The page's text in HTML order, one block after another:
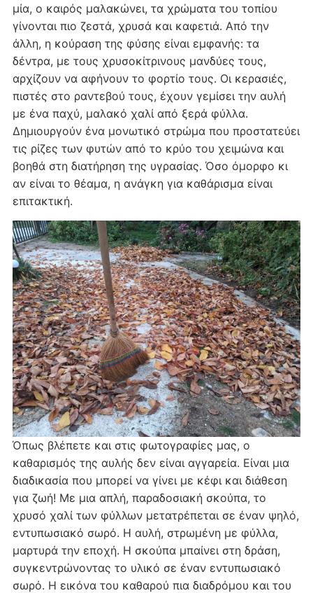
μία, ο καιρός μαλακώνει, τα χρώματα του τοπίου
γίνονται πιο ζεστά, χρυσά και καφετιά. Από την
άλλη, η κούραση της φύσης είναι εμφανής: τα
δέντρα, με τους χρυσοκίτρινους μανδύες τους,
αρχίζουν να αφήνουν το φορτίο τους. Οι κερασιές,
πιστές στο ραντεβού τους, έχουν γεμίσει την αυλή
με ένα παχύ, μαλακό χαλί από ξερά φύλλα.
Δημιουργούν ένα μονωτικό στρώμα που προστατεύει
τις ρίζες των φυτών από το κρύο του χειμώνα και
βοηθά στη διατήρηση της υγρασίας. Όσο όμορφο κι
αν είναι το θέαμα, η ανάγκη για καθάρισμα είναι
επιτακτική.
Όπως βλέπετε και στις φωτογραφίες μας, ο
καθαρισμός της αυλής δεν είναι αγγαρεία. Είναι μια
διαδικασία που μπορεί να γίνει με κέφι και διάθεση
για ζωή! Με μια απλή, παραδοσιακή σκούπα, το
χρυσό χαλί των φύλλων μετατρέπεται σε έναν ψηλό,
εντυπωσιακό σωρό. Η αυλή, στρωμένη με φύλλα,
μαρτυρά την εποχή. Η σκούπα μπαίνει στη δράση,
συγκεντρώνοντας το υλικό σε έναν εντυπωσιακό
σωρό. Η εικόνα του καθαρού πια διαδρόμου και του